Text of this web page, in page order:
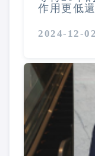
作用更低
2024-12-